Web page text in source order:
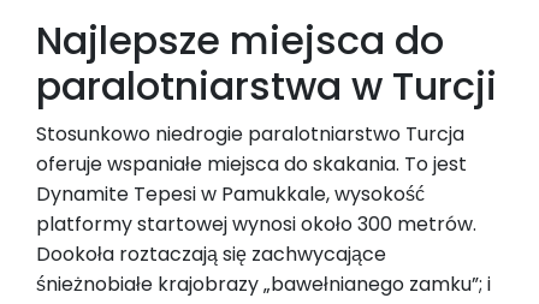
Najlepsze miejsca do
paralotniarstwa w Turcji
Stosunkowo niedrogie paralotniarstwo Turcja
oferuje wspaniałe miejsca do skakania. To jest
Dynamite Tepesi w Pamukkale, wysokość
platformy startowej wynosi około 300 metrów.
Dookoła roztaczają się zachwycające
śnieżnobiałe krajobrazy „bawełnianego zamku”; i